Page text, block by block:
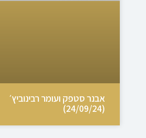
אבנר סטפק ועומר רבינוביץ׳
(24/09/24)